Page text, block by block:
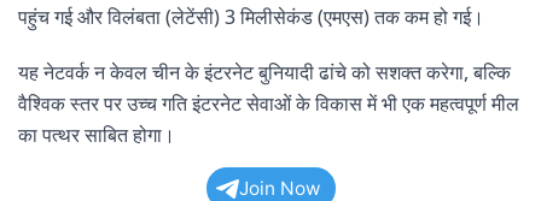
पहुंच गई और विलंबता (लेटेंसी) 3 मिलीसेकंड (एमएस) तक कम हो गई।
यह नेटवर्क न केवल चीन के इंटरनेट बुनियादी ढांचे को सशक्त करेगा, बल्कि
वैश्विक स्तर पर उच्च गति इंटरनेट सेवाओं के विकास में भी एक महत्वपूर्ण मील
का पत्थर साबित होगा।
Join Now